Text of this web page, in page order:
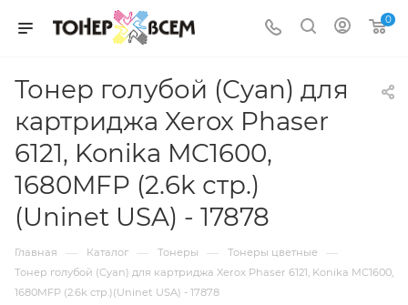
0
Тонер голубой (Cyan) для
картриджа Xerox Phaser
6121, Konika MC1600,
1680MFP (2.6k стр.)
(Uninet USA) - 17878
Главная — Каталог — Тонеры — Тонеры цветные —
Тонер голубой (Cyan) для картриджа Xerox Phaser 6121, Konika MC1600,
1680MFP (2.6k стр.)(Uninet USA) - 17878